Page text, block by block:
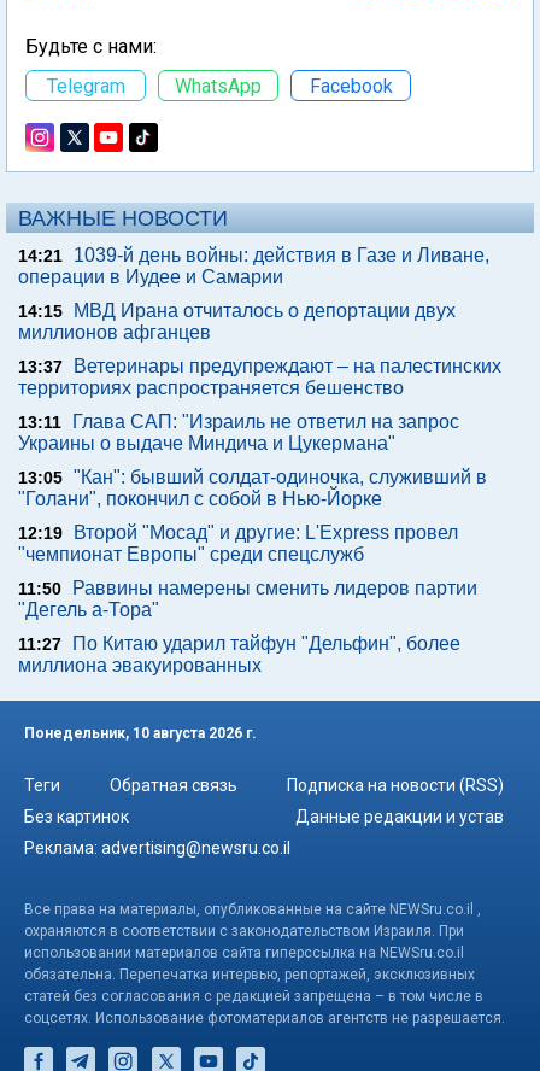
Будьте с нами:
Telegram
WhatsApp Facebook
ВАЖНЫЕ НОВОСТИ
14:21
1039-й день войны: действия в Газе и Ливане,
операции в Иудее и Самарии
14:15
МВД Ирана отчиталось о депортации двух
миллионов афганцев
13:37
Ветеринары предупреждают – на палестинских
территориях распространяется бешенство
13:11
Глава САП: "Израиль не ответил на запрос
Украины о выдаче Миндича и Цукермана"
13:05 "Кан": бывший солдат-одиночка, служивший в
"Голани", покончил с собой в Нью-Йорке
12:19
Второй "Мосад" и другие: L'Express провел
"чемпионат Европы" среди спецслужб
11:50
Раввины намерены сменить лидеров партии
"Дегель а-Тора"
11:27
По Китаю ударил тайфун "Дельфин", более
миллиона эвакуированных
Понедельник, 10 августа 2026 г.
Теги Обратная связь
Подписка на новости (RSS)
Без картинок
Данные редакции и устав
Реклама: advertising@newsru.co.il
Все права на материалы, опубликованные на сайте NEWSru.co.il ,
охраняются в соответствии с законодательством Израиля. При
использовании материалов сайта гиперссылка на NEWSru.co.il
обязательна. Перепечатка интервью, репортажей, эксклюзивных
статей без согласования с редакцией запрещена – в том числе в
соцсетях. Использование фотоматериалов агентств не разрешается.